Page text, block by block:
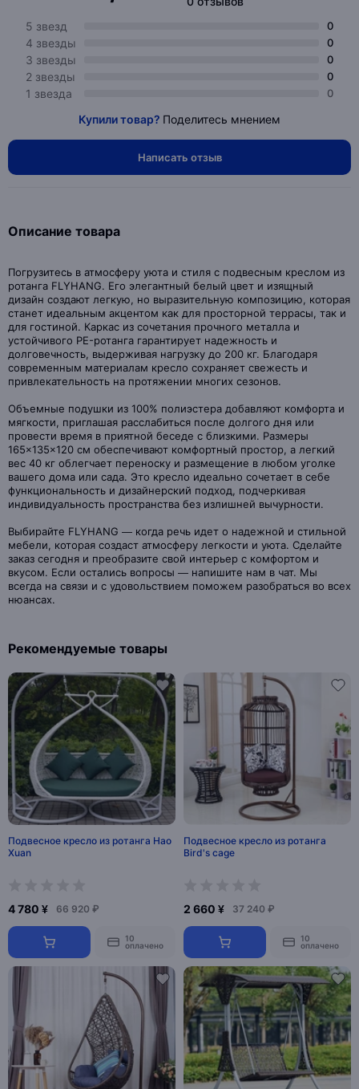
5 звезд
0
4 звезды 0
3 звезды 0
2 звезды 0
1 звезда 0
Купили товар? Поделитесь мнением
Написать отзыв
Описание товара
Погрузитесь в атмосферу уюта и стиля с подвесным креслом из
ротанга FLYHANG. Его элегантный белый цвет и изящный
дизайн создают легкую, но выразительную композицию, которая
станет идеальным акцентом как для просторной террасы, так и
для гостиной. Каркас из сочетания прочного металла и
устойчивого PE-ротанга гарантирует надежность и
долговечность, выдерживая нагрузку до 200 кг. Благодаря
современным материалам кресло сохраняет свежесть и
привлекательность на протяжении многих сезонов.
Объемные подушки из 100% полиэстера добавляют комфорта и
мягкости, приглашая расслабиться после долгого дня или
провести время в приятной беседе с близкими. Размеры
165×135×120 см обеспечивают комфортный простор, а легкий
вес 40 кг облегчает переноску и размещение в любом уголке
вашего дома или сада. Это кресло идеально сочетает в себе
функциональность и дизайнерский подход, подчеркивая
индивидуальность пространства без излишней вычурности.
Выбирайте FLYHANG — когда речь идет о надежной и стильной
мебели, которая создаст атмосферу легкости и уюта. Сделайте
заказ сегодня и преобразите свой интерьер с комфортом и
вкусом. Если остались вопросы — напишите нам в чат. Мы
всегда на связи и с удовольствием поможем разобраться во всех
нюансах.
Рекомендуемые товары
Подвесное кресло из ротанга Hao
Xuan
4 780 ¥ 66 920 ₽
10
оплачено
Подвесное кресло из ротанга
Bird's cage
2 660 ¥ 37 240 ₽
10
оплачено